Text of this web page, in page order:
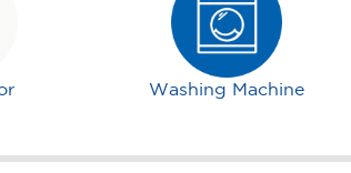
Washing Machine